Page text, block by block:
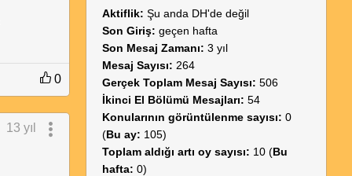
0
13 yıl
Aktiflik: Şu anda DH'de değil
Son Giriş: geçen hafta
Son Mesaj Zamanı: 3 yıl
Mesaj Sayısı: 264
Gerçek Toplam Mesaj Sayısı: 506
İkinci El Bölümü Mesajları: 54
Konularının görüntülenme sayısı: 0
(Bu ay: 105)
Toplam aldığı artı oy sayısı: 10 (Bu
hafta: 0)